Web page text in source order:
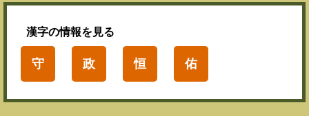
漢字の情報を見る
守 政 恒 佑